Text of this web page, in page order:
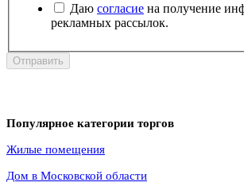
Даю согласие на получение
рекламных рассылок.
Отправить
Популярное категории торгов
Жилые помещения
Дом в Московской области